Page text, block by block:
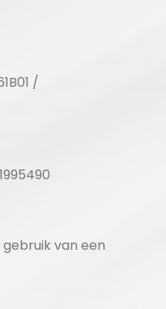
/
van een